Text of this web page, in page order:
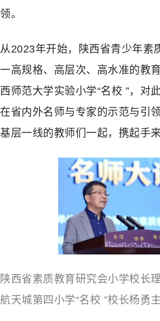
领。
从2023年开始，陕西省青少年素
一高规格、高层次、高水准的教
西师范大学实验小学“名校 ”，对
在省内外名师与专家的示范与引
基层一线的教师们一起，携起手
陕西省素质教育研究会小学校长
航天城第四小学“名校 ”校长杨勇